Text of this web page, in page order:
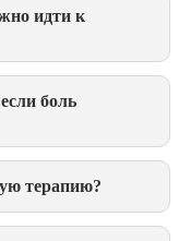
идти к
боль
терапию?